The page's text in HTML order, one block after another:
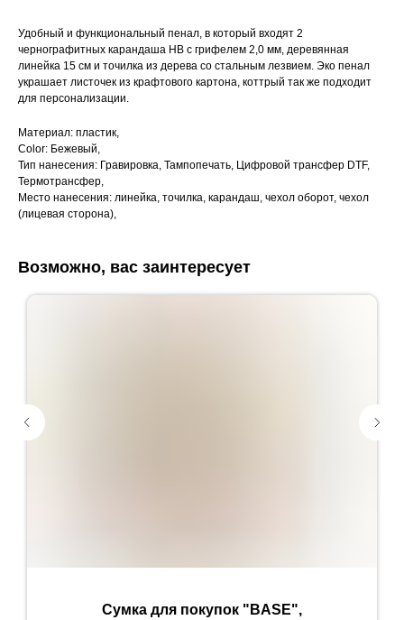
Удобный и функциональный пенал, в который входят 2
чернографитных карандаша HB с грифелем 2,0 мм, деревянная
линейка 15 см и точилка из дерева со стальным лезвием. Эко пенал
украшает листочек из крафтового картона, коттрый так же подходит
для персонализации.
Материал: пластик,
Color: Бежевый,
Тип нанесения: Гравировка, Тампопечать, Цифровой трансфер DTF,
Термотрансфер,
Место нанесения: линейка, точилка, карандаш, чехол оборот, чехол
(лицевая сторона),
Возможно, вас заинтересует
Сумка для покупок "BASE",